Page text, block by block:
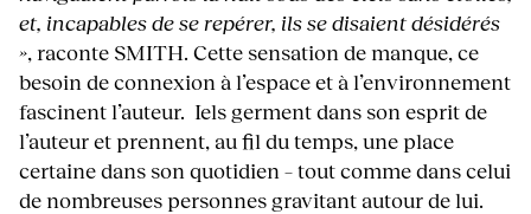
et, incapables de se repérer, ils se disaient désidérés
», raconte SMITH. Cette sensation de manque, ce
besoin de connexion à l’espace et à l’environnement
fascinent l’auteur. Iels germent dans son esprit de
l’auteur et prennent, au fil du temps, une place
certaine dans son quotidien – tout comme dans celui
de nombreuses personnes gravitant autour de lui.